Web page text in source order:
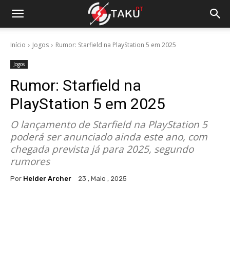
Início Jogos Rumor: Starfield na PlayStation 5 em 2025
Jogos
Rumor: Starfield na
PlayStation 5 em 2025
O lançamento de Starfield na PlayStation 5
poderá ser anunciado ainda este ano, com
chegada prevista já para 2025, segundo
rumores
Por Helder Archer 23 , Maio , 2025